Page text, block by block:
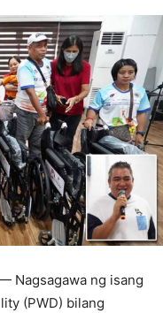
Nagsagawa ng isang
(PWD) bilang